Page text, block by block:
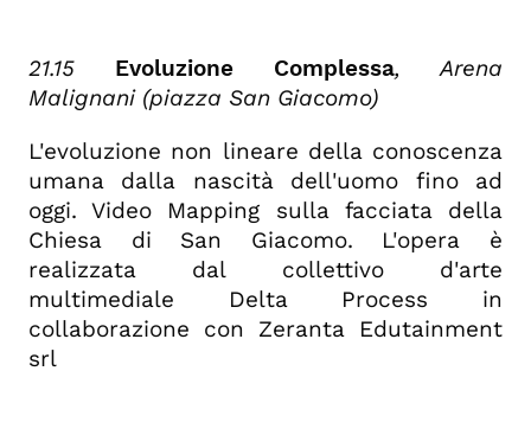
21.15 Evoluzione Complessa,Arena
Malignani (piazza San Giacomo)
L'evoluzione non lineare della conoscenza
umana dalla nascità dell'uomo fino ad
oggi. Video Mapping sulla facciata della
Chiesa di San Giacomo. L'opera è
realizzata dal collettivo d'arte
multimediale Delta Process in
collaborazione con Zeranta Edutainment
srl